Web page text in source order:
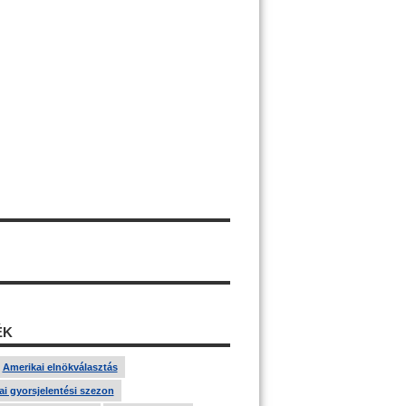
Amerikai elnökválasztás
gyorsjelentési szezon